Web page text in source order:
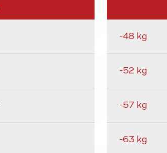
-48 kg
-52 kg
-57 kg
-63 kg